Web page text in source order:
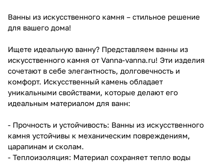
Ванны из искусственного камня – стильное решение
для вашего дома!
Ищете идеальную ванну? Представляем ванны из
искусственного камня от Vanna-vanna.ru! Эти изделия
сочетают в себе элегантность, долговечность и
комфорт. Искусственный камень обладает
уникальными свойствами, которые делают его
идеальным материалом для ванн:
- Прочность и устойчивость: Ванны из искусственного
камня устойчивы к механическим повреждениям,
царапинам и сколам.
- Теплоизоляция: Материал сохраняет тепло воды